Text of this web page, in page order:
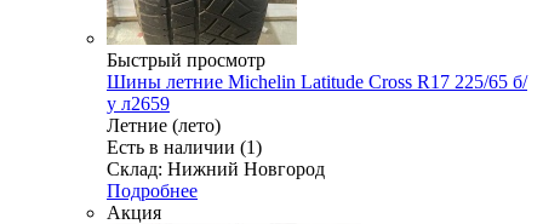
Быстрый просмотр
Шины летние Michelin Latitude Cross R17 225/65 б/
у л2659
Летние (лето)
Есть в наличии (1)
Склад: Нижний Новгород
Подробнее
Акция